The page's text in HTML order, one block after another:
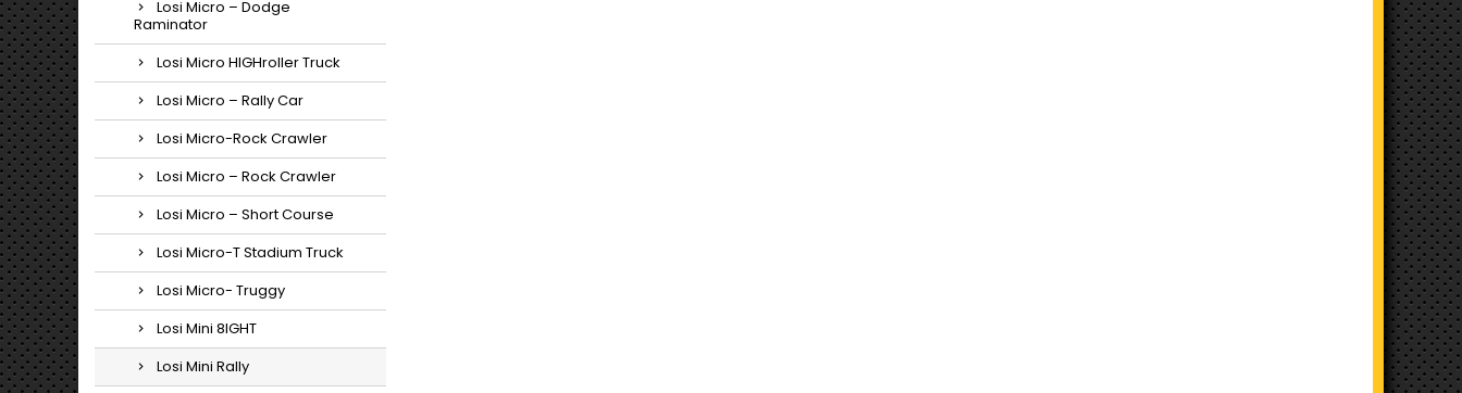
Losi Micro – Dodge
Raminator
Losi Micro HIGHroller Truck
Losi Micro – Rally Car
Losi Micro-Rock Crawler
Losi Micro – Rock Crawler
Losi Micro – Short Course
Losi Micro-T Stadium Truck
Losi Micro- Truggy
Losi Mini 8IGHT
Losi Mini Rally